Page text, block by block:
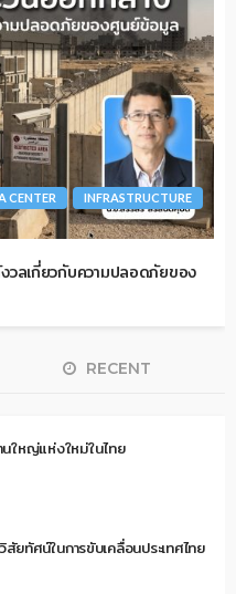
CENTER
INFRASTRUCTURE
วลเกี่ยวกับความปลอดภัยของ
RECENT
นใหญ่แห่งใหม่ในไทย
ยทัศน์ในการขับเคลื่อนประเทศไทย